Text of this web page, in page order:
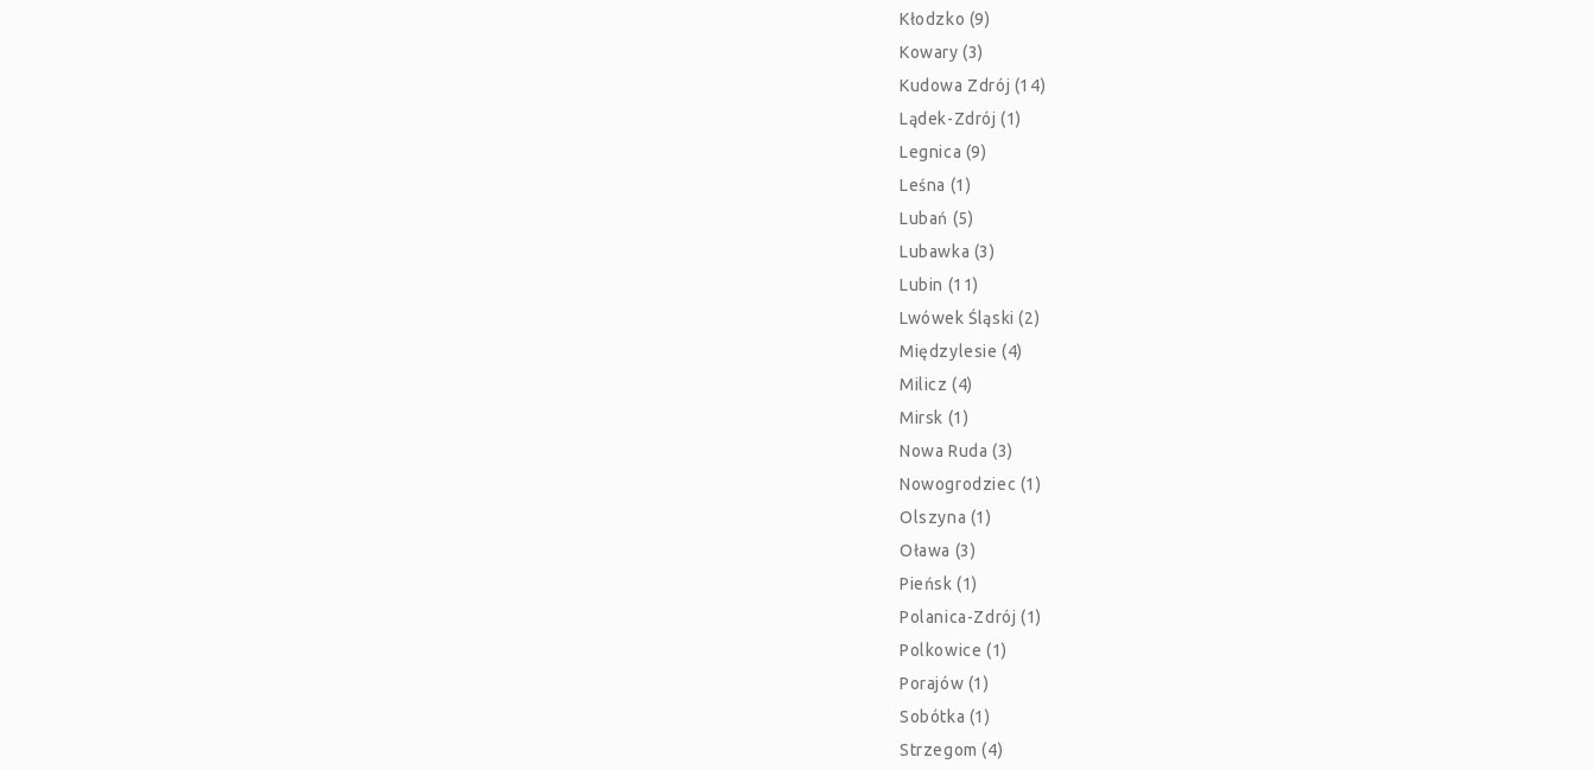
Kłodzko (9)
Kowary (3)
Kudowa Zdrój (14)
Lądek-Zdrój (1)
Legnica (9)
Leśna (1)
Lubań (5)
Lubawka (3)
Lubin (11)
Lwówek Śląski (2)
Międzylesie (4)
Milicz (4)
Mirsk (1)
Nowa Ruda (3)
Nowogrodziec (1)
Olszyna (1)
Oława (3)
Pieńsk (1)
Polanica-Zdrój (1)
Polkowice (1)
Porajów (1)
Sobótka (1)
Strzegom (4)